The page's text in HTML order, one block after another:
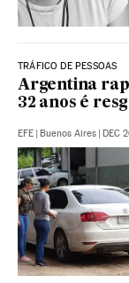
TRÁFICO DE PESSOAS
Argentina
32 anos é
EFE | Buenos Aires | DEC